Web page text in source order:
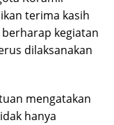
terima kasih
kegiatan
dilaksanakan
mengatakan
hanya